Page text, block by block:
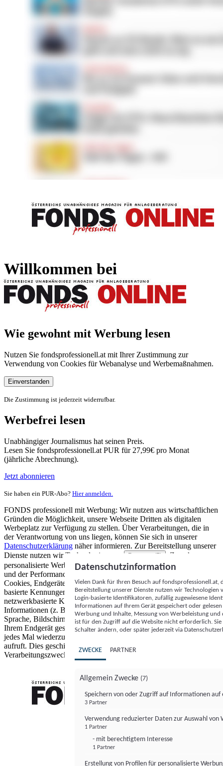
Willkommen bei
Wie gewohnt mit Werbung lesen
Nutzen Sie fondsprofessionell.at mit Ihrer Zustimmung zur
Verwendung von Cookies für Webanalyse und Werbemaßnahmen.
Einverstanden
Die Zustimmung ist jederzeit widerrufbar.
Werbefrei lesen
Unabhängiger Journalismus hat seinen Preis.
Lesen Sie fondsprofessionell.at PUR für 27,99€ pro Monat
(jährliche Abrechnung).
Jetzt abonnieren
Sie haben ein PUR-Abo? Hier anmelden.
FONDS professionell mit Werbung: Wir nutzen aus wirtschaftlichen
Gründen die Möglichkeit, unsere Webseite Dritten als digitalen
Werbeplatz zur Verfügung zu stellen. Über Verarbeitungen, die in
der Verantwortung von uns liegen, können Sie sich in unserer
Datenschutzerklärung näher informieren. Zur Bereitstellung unserer
Dienste nutzen wir Technologien von
Partnern (5)
. Zwecke:
personalisierte Werbung und Inhalte, Messung von Werbeleistung
und der Performance von Inhalten sowie Zielgruppenforschung.
Cookies, Endgeräte- oder ähnliche Online-Kennungen (z. B. login-
basierte Kennungen, zufällig generierte Kennungen,
netzwerkbasierte Kennungen) können zusammen mit anderen
Informationen (z. B. Browsertyp und Browserinformationen,
Sprache, Bildschirmgröße, unterstützte Technologien usw.) auf
Ihrem Endgerät gespeichert oder von dort ausgelesen werden, um es
jedes Mal wiederzuerkennen, wenn es eine App oder einer Webseite
aufruft. Dies geschieht für einen oder mehrere der hier aufgeführten
Verarbeitungszwecke.
Datenschutzinformation
Vielen Dank für Ihren Besuch auf
Bereitstellung unserer Dienste nutzen wir Technologien
Login-basierte Identifikatoren, zufällig zugewiesene
Informationen auf Ihrem Gerät gespeichert oder
Werbung und Inhalte, Messung von Werbeleistung
ist für den Zugriff auf die Website nicht erforderlich.
Schalter ändern, oder später jederzeit via
ZWECKE PARTNER
Allgemein Zwecke (7)
Speichern von oder Zugriff auf Informationen auf
3 Partner
Verwendung reduzierter Daten zur Auswahl von
1 Partner
- mit berechtigtem Interesse
1 Partner
Erstellung von Profilen für personalisierte
FONDS professionell